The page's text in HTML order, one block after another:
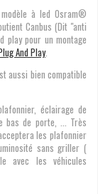
à led Osram®
Canbus (Dit "anti
play pour un montage
And Play.
aussi bien compatible
éclairage de
bas de porte, ... Très
les plafonnier
sans griller (
avec les véhicules